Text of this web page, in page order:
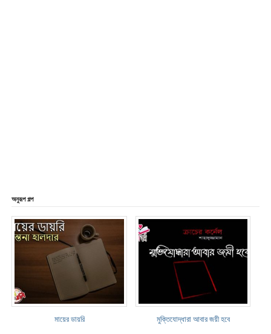
অনুরূপ গল্প
মায়ের ডায়রি মুক্তিযোদ্ধারা আবার জয়ী হবে